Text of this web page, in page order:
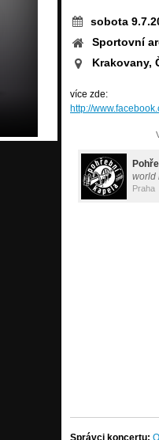
sobota
Sportovní
Krakovany,
více zde:
http://
world
Praha
Správci koncertu: